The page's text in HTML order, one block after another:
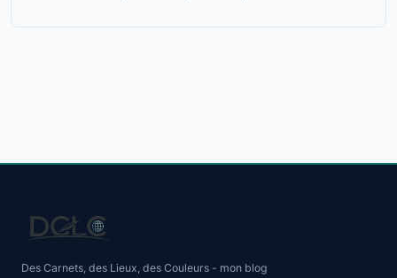
Des Carnets, des Lieux, des Couleurs - mon blog